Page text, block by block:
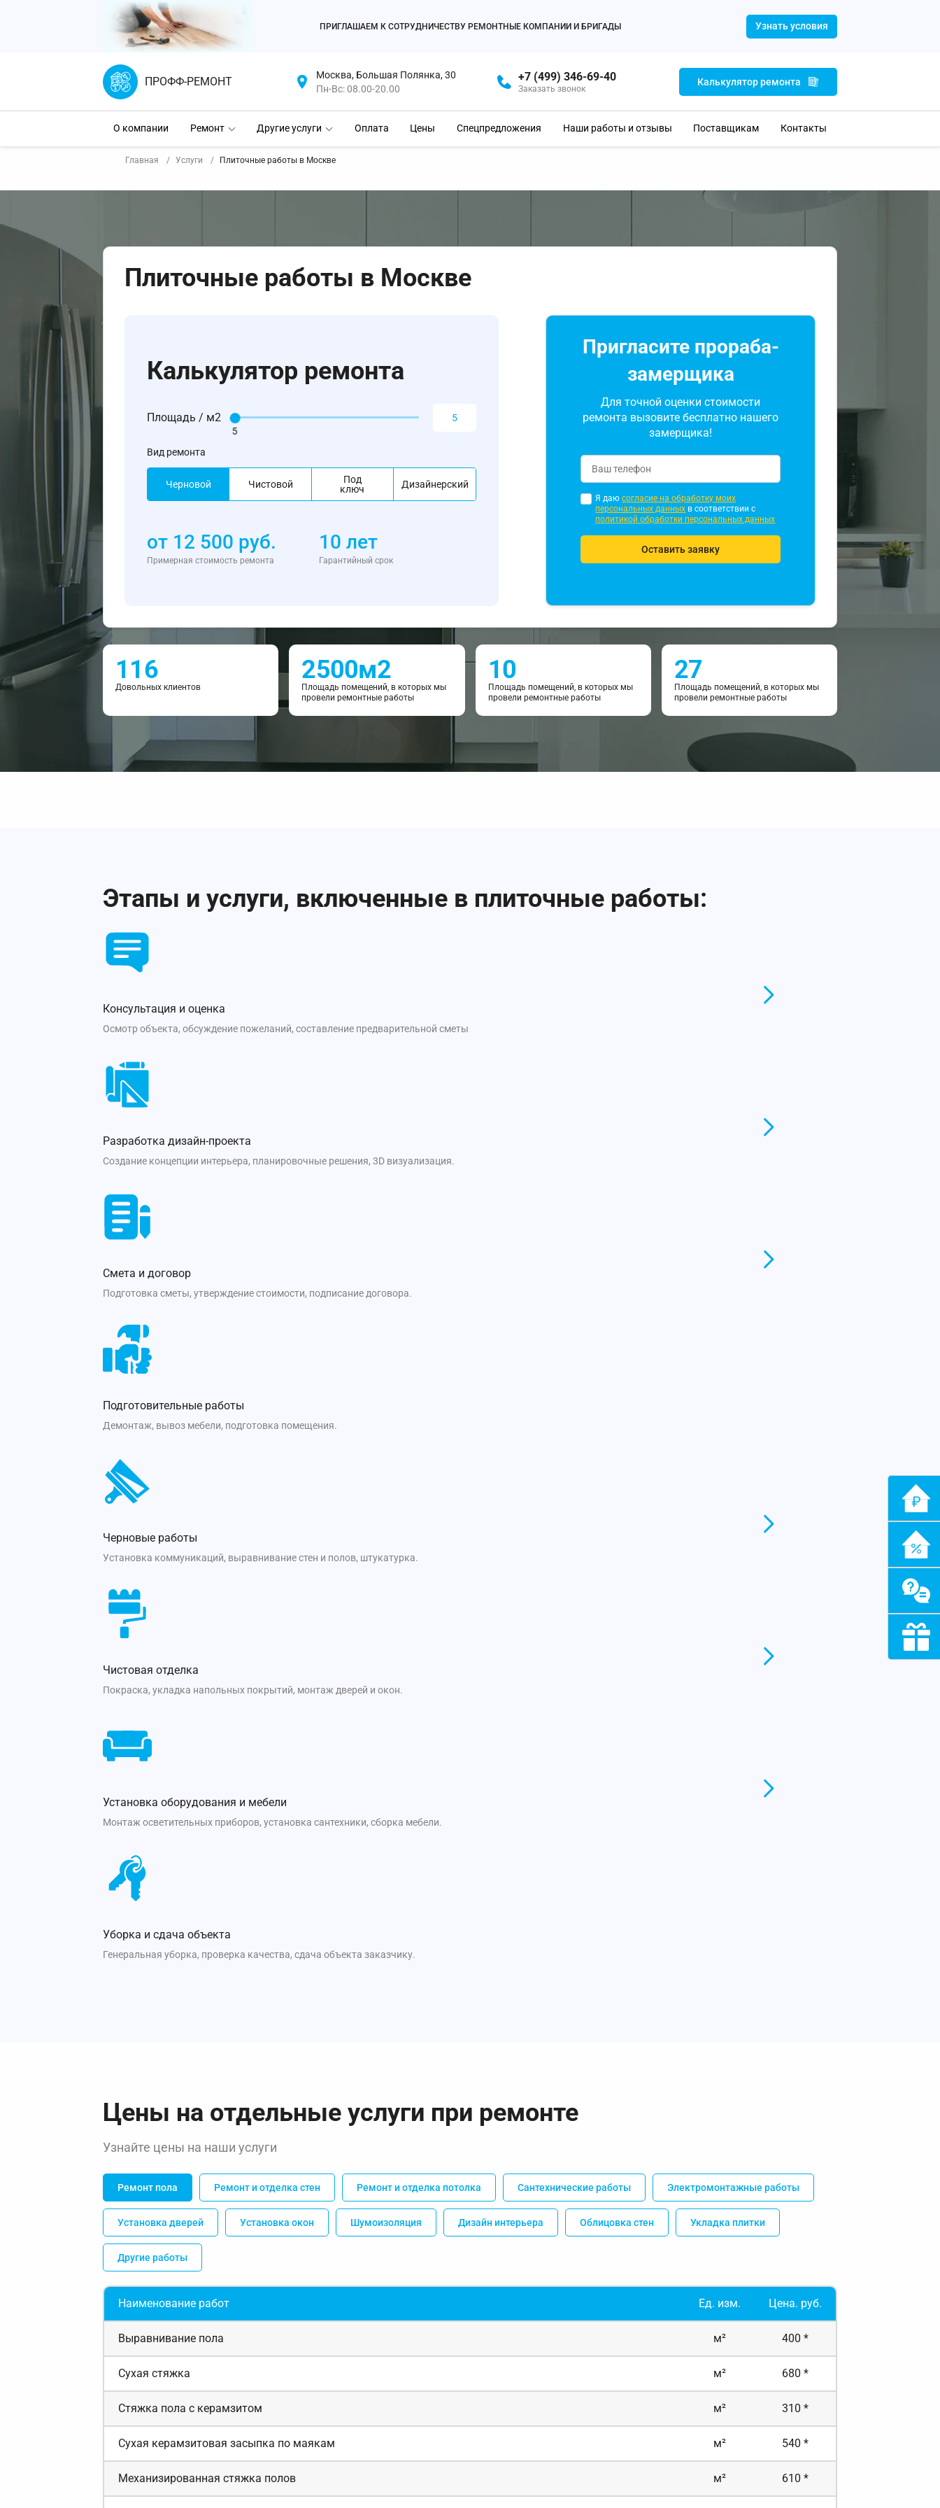
ПРИГЛАШАЕМ К СОТРУДНИЧЕСТВУ РЕМОНТНЫЕ КОМПАНИИ И БРИГАДЫ Узнать условия
ПРОФФ-РЕМОНТ
Москва, Большая Полянка, 30
Пн-Вс: 08.00-20.00
+7 (499) 346-69-40
Заказать звонок
Калькулятор ремонта
О компании Ремонт Другие услуги Оплата Цены Спецпредложения Наши работы и отзывы Поставщикам Контакты
Главная Услуги Плиточные работы в Москве
Плиточные работы в Москве
Калькулятор ремонта
Площадь / м2
5
Вид ремонта
Черновой Чистовой
Под
ключ
Дизайнерский
от 12 500 руб.
Примерная стоимость ремонта
10 лет
Гарантийный срок
Пригласите прораба-
замерщика
Для точной оценки стоимости
ремонта вызовите бесплатно нашего
замерщика!
Я даюсогласие на обработку моих
персональных данных в соответствии с
политикой обработки персональных данных
Оставить заявку
116
Довольных клиентов
2500м2
Площадь помещений, в которых мы
провели ремонтные работы
10
Площадь помещений, в которых мы
провели ремонтные работы
27
Площадь помещений, в которых мы
провели ремонтные работы
Этапы и услуги, включенные в плиточные работы:
Консультация и оценка
Осмотр объекта, обсуждение пожеланий, составление предварительной сметы
Разработка дизайн-проекта
Создание концепции интерьера, планировочные решения, 3D визуализация.
Смета и договор
Подготовка сметы, утверждение стоимости, подписание договора.
Подготовительные работы
Демонтаж, вывоз мебели, подготовка помещения.
Черновые работы
Установка коммуникаций, выравнивание стен и полов, штукатурка.
Чистовая отделка
Покраска, укладка напольных покрытий, монтаж дверей и окон.
Установка оборудования и мебели
Монтаж осветительных приборов, установка сантехники, сборка мебели.
Уборка и сдача объекта
Генеральная уборка, проверка качества, сдача объекта заказчику.
Цены на отдельные услуги при ремонте
Узнайте цены на наши услуги
Ремонт пола Ремонт и отделка стен Ремонт и отделка потолка Сантехнические работы Электромонтажные работы
Установка дверей Установка окон Шумоизоляция Дизайн интерьера Облицовка стен Укладка плитки
Другие работы
Наименование работ Ед. изм. Цена. руб.
Выравнивание пола м² 400 *
Сухая стяжка м² 680 *
Стяжка пола с керамзитом м² 310 *
Сухая керамзитовая засыпка по маякам м² 540 *
Механизированная стяжка полов м² 610 *